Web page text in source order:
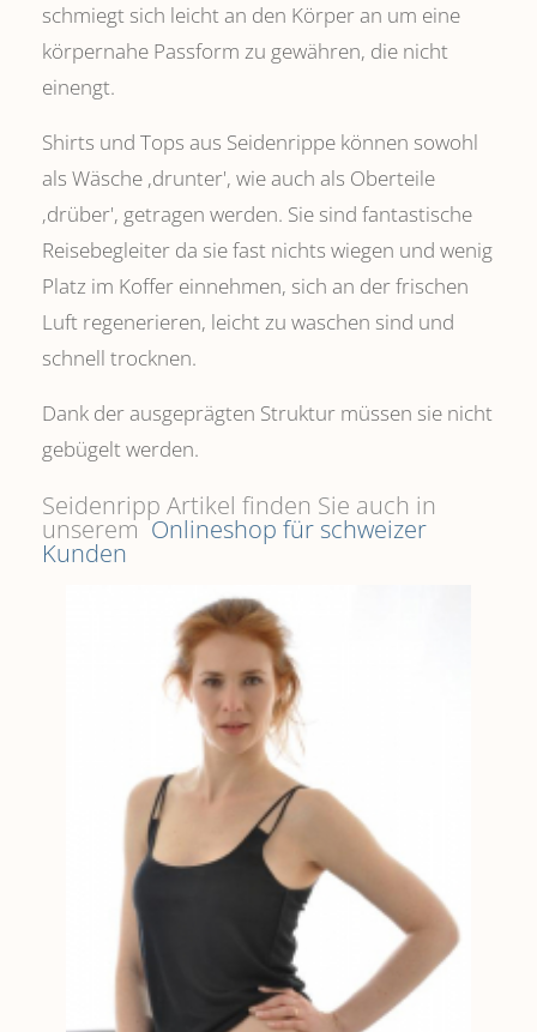
schmiegt sich leicht an den Körper an um eine
körpernahe Passform zu gewähren, die nicht
einengt.
Shirts und Tops aus Seidenrippe können sowohl
als Wäsche ,drunter', wie auch als Oberteile
‚drüber', getragen werden. Sie sind fantastische
Reisebegleiter da sie fast nichts wiegen und wenig
Platz im Koffer einnehmen, sich an der frischen
Luft regenerieren, leicht zu waschen sind und
schnell trocknen.
Dank der ausgeprägten Struktur müssen sie nicht
gebügelt werden.
Seidenripp Artikel finden Sie auch in
unserem Onlineshop für schweizer
Kunden